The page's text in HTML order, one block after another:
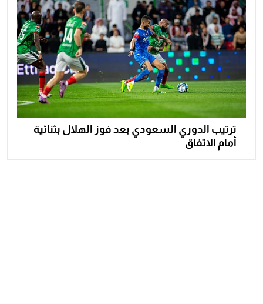
ترتيب الدوري السعودي بعد فوز الهلال بثنائية
أمام الاتفاق